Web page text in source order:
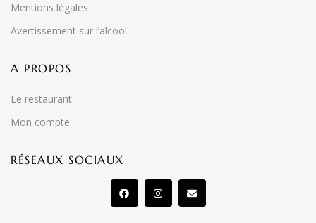
Mentions légales
Avertissement sur l’alcool
A PROPOS
Le restaurant
Mon compte
RÉSEAUX SOCIAUX